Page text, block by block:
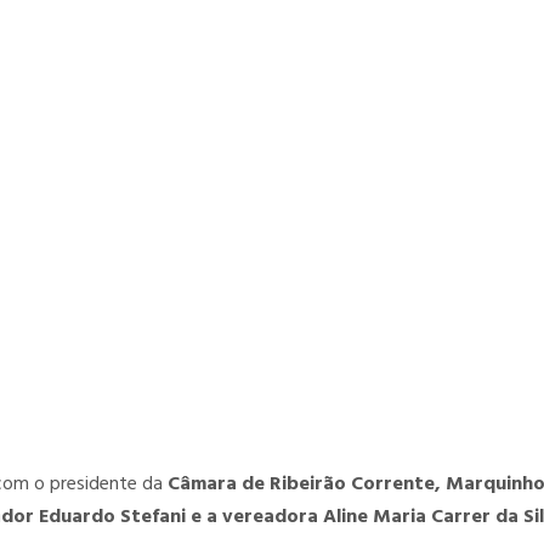
o presidente da Câmara de Ribeirão Corrente,
Eduardo Stefani e a vereadora Aline Maria Carrer da